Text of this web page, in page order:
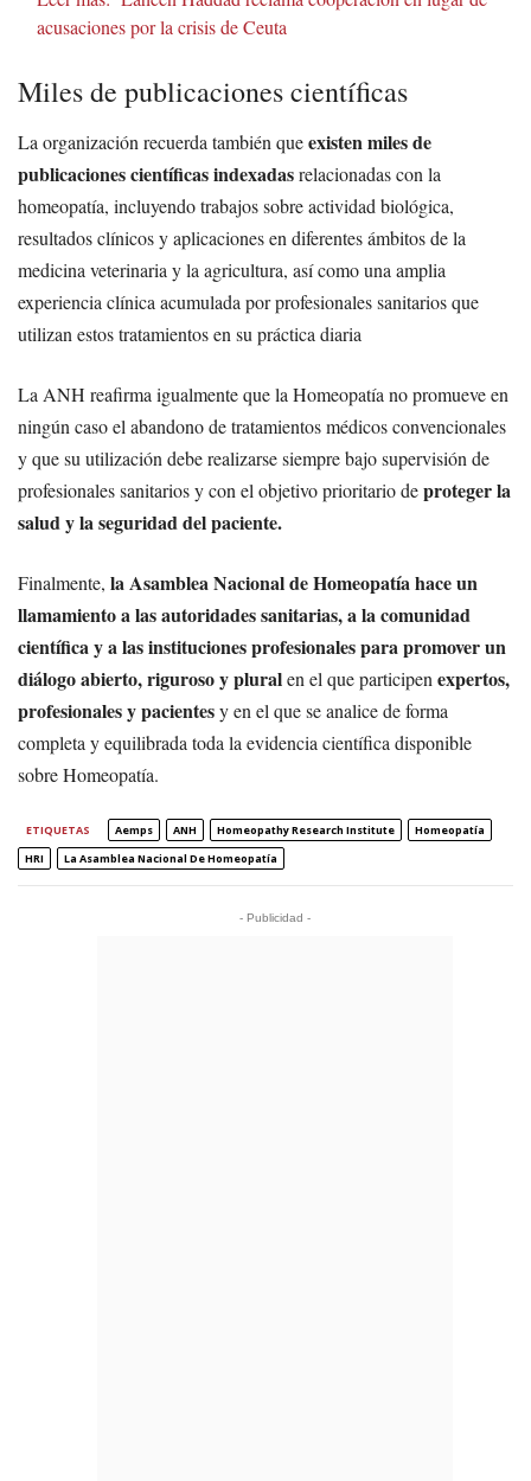
acusaciones por la crisis de Ceuta
Miles de publicaciones científicas
La organización recuerda también queexisten miles de
publicaciones científicas indexadasrelacionadas con la
homeopatía, incluyendo trabajos sobre actividad biológica,
resultados clínicos y aplicaciones en diferentes ámbitos de la
medicina veterinaria y la agricultura, así como una amplia
experiencia clínica acumulada por profesionales sanitarios que
utilizan estos tratamientos en su práctica diaria
La ANH reafirma igualmente que la Homeopatía no promueve en
ningún caso el abandono de tratamientos médicos convencionales
y que su utilización debe realizarse siempre bajo supervisión de
profesionales sanitarios y con el objetivo prioritario deproteger la
salud y la seguridad del paciente.
Finalmente, la Asamblea Nacional de Homeopatía hace un
llamamiento a las autoridades sanitarias, a la comunidad
científica y a las instituciones profesionales para promover un
diálogo abierto, riguroso y pluralen el que participen expertos,
profesionales y pacientesy en el que se analice de forma
completa y equilibrada toda la evidencia científica disponible
sobre Homeopatía.
ETIQUETAS Aemps ANH Homeopathy Research Institute
Homeopatía
HRI
La Asamblea Nacional De Homeopatía
- Publicidad -